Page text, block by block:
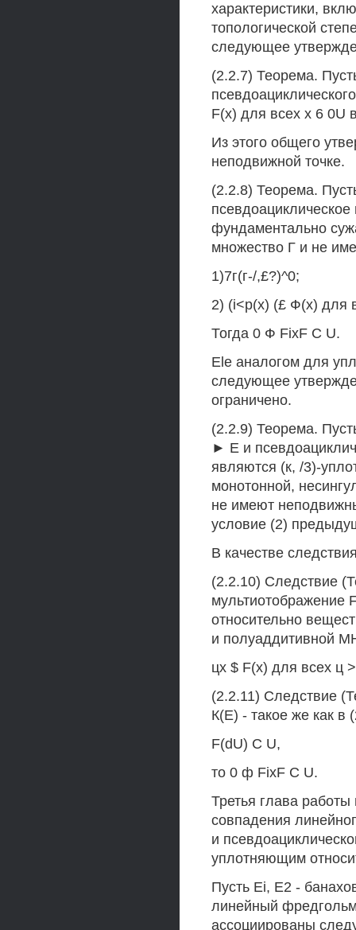
характеристики,
топологической
следующее
(2.2.7) Теорема.
F(x) для всех х 6 0U
Из этого общего
неподвижной точке.
(2.2.8) Теорема.
фундаментально
множество Г и не
1)7г(г-/,£?)^0;
2) (i<p(x) (£ Ф(х) для
Тогда 0 Ф FixF С U.
Ele аналогом для
следующее
ограничено.
(2.2.9) Теорема.
► Е и
являются (к, /3)-
монотонной,
не имеют
условие (2)
В качестве
(2.2.10) Следствие
мультиотображение
относительно
и полуаддитивной
цх $ F(x) для всех ц
(2.2.11) Следствие
К(Е) - такое же как в
F(dU) С U,
то 0 ф FixF С U.
Третья глава работы
совпадения
и
уплотняющим
Пусть Ei, Е2 -
линейный
ассоциированы